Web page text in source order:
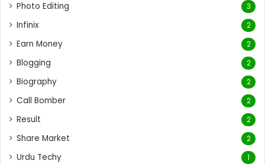
Photo Editing 3
Infinix 2
Earn Money 2
Blogging 2
Biography 2
Call Bomber 2
Result 2
Share Market 2
Urdu Techy 1